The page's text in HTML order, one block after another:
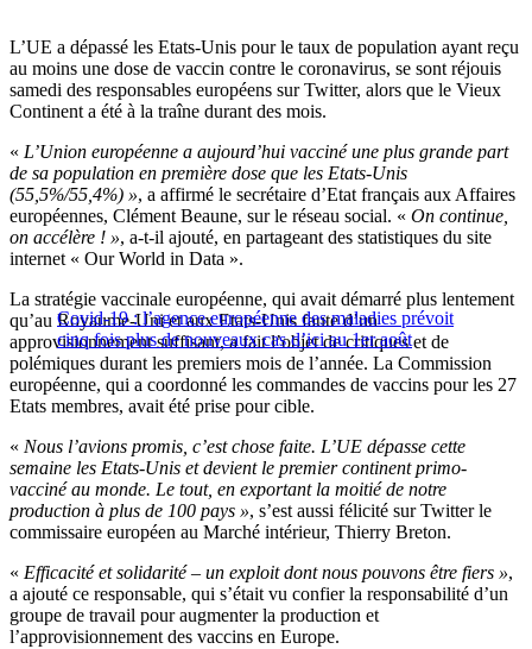
L’UE a dépassé les Etats-Unis pour le taux de population ayant reçu
au moins une dose de vaccin contre le coronavirus, se sont réjouis
samedi des responsables européens sur Twitter, alors que le Vieux
Continent a été à la traîne durant des mois.
« L’Union européenne a aujourd’hui vacciné une plus grande part
de sa population en première dose que les Etats-Unis
(55,5%/55,4%) », a affirmé le secrétaire d’Etat français aux Affaires
européennes, Clément Beaune, sur le réseau social. « On continue,
on accélère ! », a-t-il ajouté, en partageant des statistiques du site
internet « Our World in Data ».
Covid-19 : l’agence européenne des maladies prévoit
cinq fois plus de nouveaux cas d’ici au 1er août
La stratégie vaccinale européenne, qui avait démarré plus lentement
qu’au Royaume-Uni et aux Etats-Unis faute d’un
approvisionnement suffisant, a fait l’objet de critiques et de
polémiques durant les premiers mois de l’année. La Commission
européenne, qui a coordonné les commandes de vaccins pour les 27
Etats membres, avait été prise pour cible.
« Nous l’avions promis, c’est chose faite. L’UE dépasse cette
semaine les Etats-Unis et devient le premier continent primo-
vacciné au monde. Le tout, en exportant la moitié de notre
production à plus de 100 pays », s’est aussi félicité sur Twitter le
commissaire européen au Marché intérieur, Thierry Breton.
« Efficacité et solidarité – un exploit dont nous pouvons être fiers »,
a ajouté ce responsable, qui s’était vu confier la responsabilité d’un
groupe de travail pour augmenter la production et
l’approvisionnement des vaccins en Europe.